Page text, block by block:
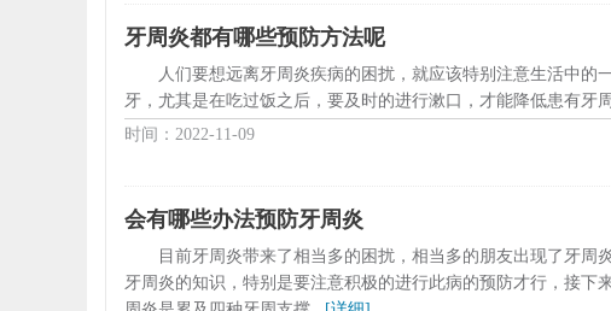
牙周炎都有哪些预防方法呢
人们要想远离牙周炎疾病的困扰，就应该特别注意生活中
牙，尤其是在吃过饭之后，要及时的进行漱口，才能降低患有牙
时间：2022-11-09
会有哪些办法预防牙周炎
目前牙周炎带来了相当多的困扰，相当多的朋友出现了牙
牙周炎的知识，特别是要注意积极的进行此病的预防才行，接